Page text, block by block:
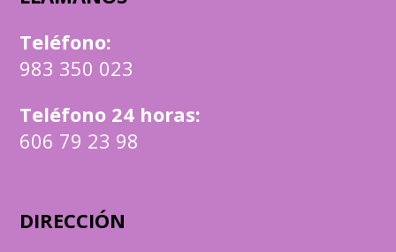
Teléfono:
983 350 023
Teléfono 24 horas:
606 79 23 98
DIRECCIÓN